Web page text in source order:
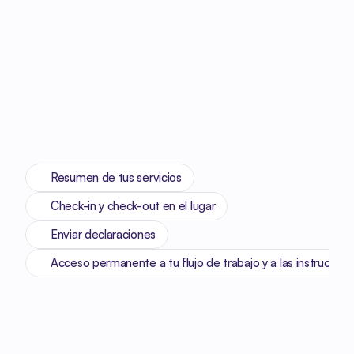
Resumen de tus servicios
Check-in y check-out en el lugar
Enviar declaraciones
Acceso permanente a tu flujo de trabajo y a las